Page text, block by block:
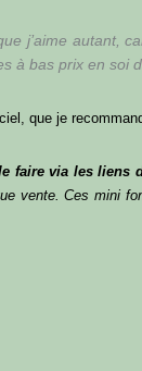
j’aime autant,
à bas prix en soi
que je
faire via les liens
vente. Ces mini